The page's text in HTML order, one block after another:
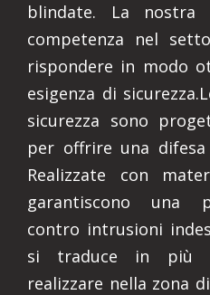
blindate. La nostra
competenza nel
rispondere in modo
esigenza di
sicurezza sono
per offrire una
Realizzate con
garantiscono una
contro intrusioni
si traduce in più
realizzare nella zona